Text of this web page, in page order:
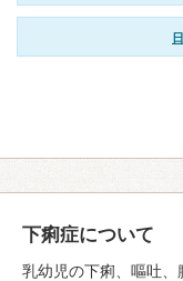
下痢症について
乳幼児の下痢、嘔吐、